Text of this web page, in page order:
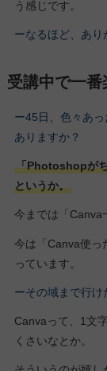
う感じです。
ーなるほど、あり
受講中で一番
ー45日、色々あ
ありますか？
「Photoshopが
というか。
今までは「Canva
今は「Canva使っ
っています。
ーその域まで行け
Canvaって、1文
くさいなとか。